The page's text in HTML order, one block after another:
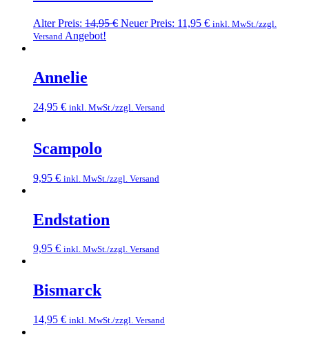
Alter Preis: 14,95€ Neuer Preis: 11,95 € inkl. MwSt./zzgl.
Versand Angebot!
Annelie
24,95 € inkl. MwSt./zzgl. Versand
Scampolo
9,95 € inkl. MwSt./zzgl. Versand
Endstation
9,95 € inkl. MwSt./zzgl. Versand
Bismarck
14,95 € inkl. MwSt./zzgl. Versand